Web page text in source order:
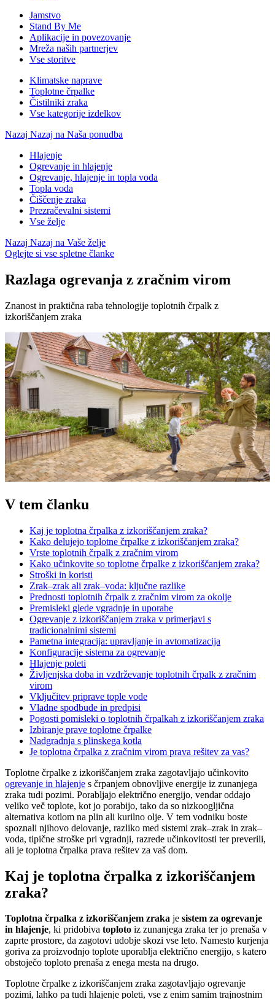
Jamstvo
Stand By Me
Aplikacije in povezovanje
Mreža naših partnerjev
Vse storitve
Klimatske naprave
Toplotne črpalke
Čistilniki zraka
Vse kategorije izdelkov
Nazaj Nazaj na Naša ponudba
Hlajenje
Ogrevanje in hlajenje
Ogrevanje, hlajenje in topla voda
Topla voda
Čiščenje zraka
Prezračevalni sistemi
Vse želje
Nazaj Nazaj na Vaše želje
Oglejte si vse spletne članke
Razlaga ogrevanja z zračnim virom
Znanost in praktična raba tehnologije toplotnih črpalk z
izkoriščanjem zraka
V tem članku
Kaj je toplotna črpalka z izkoriščanjem zraka?
Kako delujejo toplotne črpalke z izkoriščanjem zraka?
Vrste toplotnih črpalk z zračnim virom
Kako učinkovite so toplotne črpalke z izkoriščanjem zraka?
Stroški in koristi
Zrak–zrak ali zrak–voda: ključne razlike
Prednosti toplotnih črpalk z zračnim virom za okolje
Premisleki glede vgradnje in uporabe
Ogrevanje z izkoriščanjem zraka v primerjavi s
tradicionalnimi sistemi
Pametna integracija: upravljanje in avtomatizacija
Konfiguracije sistema za ogrevanje
Hlajenje poleti
Življenjska doba in vzdrževanje toplotnih črpalk z zračnim
virom
Vključitev priprave tople vode
Vladne spodbude in predpisi
Pogosti pomisleki o toplotnih črpalkah z izkoriščanjem zraka
Izbiranje prave toplotne črpalke
Nadgradnja s plinskega kotla
Je toplotna črpalka z zračnim virom prava rešitev za vas?
Toplotne črpalke z izkoriščanjem zraka zagotavljajo učinkovito
ogrevanje in hlajenje s črpanjem obnovljive energije iz zunanjega
zraka tudi pozimi. Porabljajo električno energijo, vendar oddajo
veliko več toplote, kot jo porabijo, tako da so nizkoogljična
alternativa kotlom na plin ali kurilno olje. V tem vodniku boste
spoznali njihovo delovanje, razliko med sistemi zrak–zrak in zrak–
voda, tipične stroške pri vgradnji, razrede učinkovitosti ter preverili,
ali je toplotna črpalka prava rešitev za vaš dom.
Kaj je toplotna črpalka z izkoriščanjem
zraka?
Toplotna črpalka z izkoriščanjem zraka je sistem za ogrevanje
in hlajenje, ki pridobiva toploto iz zunanjega zraka ter jo prenaša v
zaprte prostore, da zagotovi udobje skozi vse leto. Namesto kurjenja
goriva za proizvodnjo toplote uporablja električno energijo, s katero
obstoječo toploto prenaša z enega mesta na drugo.
Toplotne črpalke z izkoriščanjem zraka zagotavljajo ogrevanje
pozimi, lahko pa tudi hlajenje poleti, vse z enim samim trajnostnim